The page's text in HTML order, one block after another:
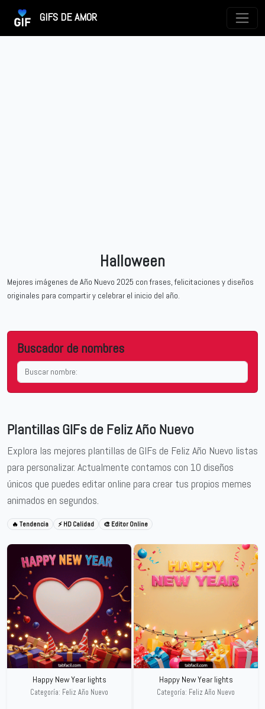
GIFS DE AMOR
Halloween
Mejores imágenes de Año Nuevo 2025 con frases, felicitaciones y diseños
originales para compartir y celebrar el inicio del año.
Buscador de nombres
Plantillas GIFs de Feliz Año Nuevo
Explora las mejores plantillas de GIFs de Feliz Año Nuevo listas
para personalizar. Actualmente contamos con 10 diseños
únicos que puedes editar online para crear tus propios memes
animados en segundos.
🔥 Tendencia ⚡ HD Calidad 🎨 Editor Online
Happy New Year lights
Categoría: Feliz Año Nuevo
Happy New Year lights
Categoría: Feliz Año Nuevo